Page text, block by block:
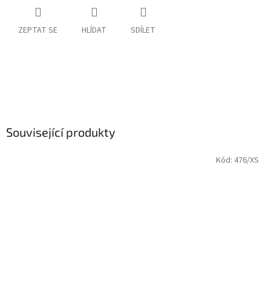
ZEPTAT SE HLÍDAT SDÍLET
Související produkty
Kód: 476/XS